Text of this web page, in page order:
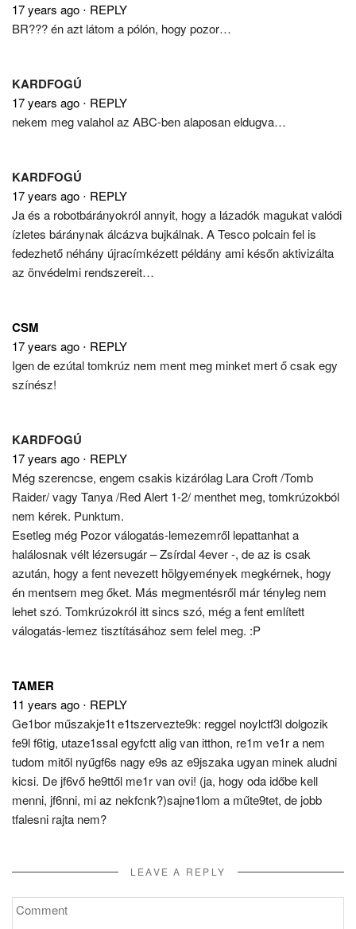
17 years ago ⋅ REPLY
BR??? én azt látom a pólón, hogy pozor…
KARDFOGÚ
17 years ago ⋅ REPLY
nekem meg valahol az ABC-ben alaposan eldugva…
KARDFOGÚ
17 years ago ⋅ REPLY
Ja és a robotbárányokról annyit, hogy a lázadók magukat valódi
ízletes báránynak álcázva bujkálnak. A Tesco polcain fel is
fedezhető néhány újracímkézett példány ami későn aktivizálta
az önvédelmi rendszereit…
CSM
17 years ago ⋅ REPLY
Igen de ezútal tomkrúz nem ment meg minket mert ő csak egy
színész!
KARDFOGÚ
17 years ago ⋅ REPLY
Még szerencse, engem csakis kizárólag Lara Croft /Tomb
Raider/ vagy Tanya /Red Alert 1-2/ menthet meg, tomkrúzokból
nem kérek. Punktum.
Esetleg még Pozor válogatás-lemezemről lepattanhat a
halálosnak vélt lézersugár – Zsírdal 4ever -, de az is csak
azután, hogy a fent nevezett hölgyemények megkérnek, hogy
én mentsem meg őket. Más megmentésről már tényleg nem
lehet szó. Tomkrúzokról itt sincs szó, még a fent említett
válogatás-lemez tisztításához sem felel meg. :P
TAMER
11 years ago ⋅ REPLY
Ge1bor műszakje1t e1tszervezte9k: reggel noylctf3l dolgozik
fe9l f6tig, utaze1ssal egyfctt alig van itthon, re1m ve1r a nem
tudom mitől nyűgf6s nagy e9s az e9jszaka ugyan minek aludni
kicsi. De jf6vő he9ttől me1r van ovi! (ja, hogy oda időbe kell
menni, jf6nni, mi az nekfcnk?)sajne1lom a műte9tet, de jobb
tfalesni rajta nem?
LEAVE A REPLY